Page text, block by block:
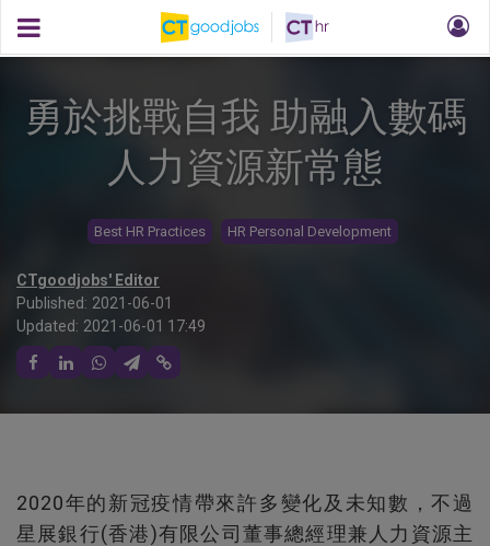
勇於挑戰自我 助融入數碼
人力資源新常態
Best HR Practices HR Personal Development
CTgoodjobs' Editor
Published: 2021-06-01
Updated: 2021-06-01 17:49
2020年的新冠疫情帶來許多變化及未知數，不過
星展銀行(香港)有限公司董事總經理兼人力資源主